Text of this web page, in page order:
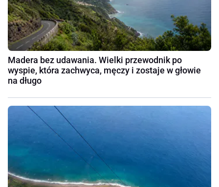
Madera bez udawania. Wielki przewodnik po
wyspie, która zachwyca, męczy i zostaje w głowie
na długo